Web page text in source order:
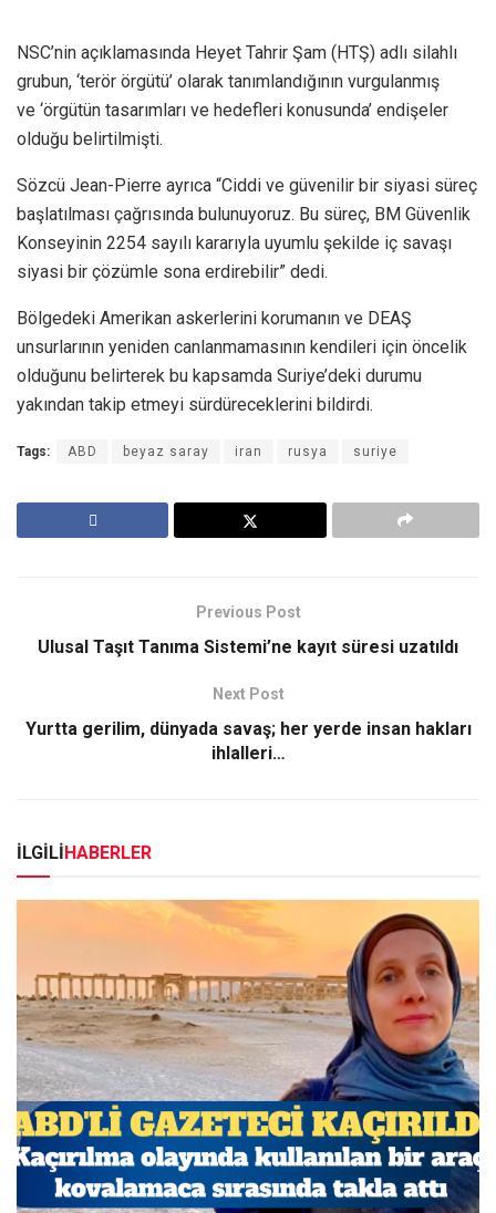
NSC’nin açıklamasında Heyet Tahrir Şam (HTŞ) adlı silahlı
grubun, ‘terör örgütü’ olarak tanımlandığının vurgulanmış
ve ‘örgütün tasarımları ve hedefleri konusunda’ endişeler
olduğu belirtilmişti.
Sözcü Jean-Pierre ayrıca “Ciddi ve güvenilir bir siyasi süreç
başlatılması çağrısında bulunuyoruz. Bu süreç, BM Güvenlik
Konseyinin 2254 sayılı kararıyla uyumlu şekilde iç savaşı
siyasi bir çözümle sona erdirebilir” dedi.
Bölgedeki Amerikan askerlerini korumanın ve DEAŞ
unsurlarının yeniden canlanmamasının kendileri için öncelik
olduğunu belirterek bu kapsamda Suriye’deki durumu
yakından takip etmeyi sürdüreceklerini bildirdi.
Tags: ABD beyaz saray iran rusya suriye
Previous Post
Ulusal Taşıt Tanıma Sistemi’ne kayıt süresi uzatıldı
Next Post
Yurtta gerilim, dünyada savaş; her yerde insan hakları
ihlalleri…
İLGİLİHABERLER